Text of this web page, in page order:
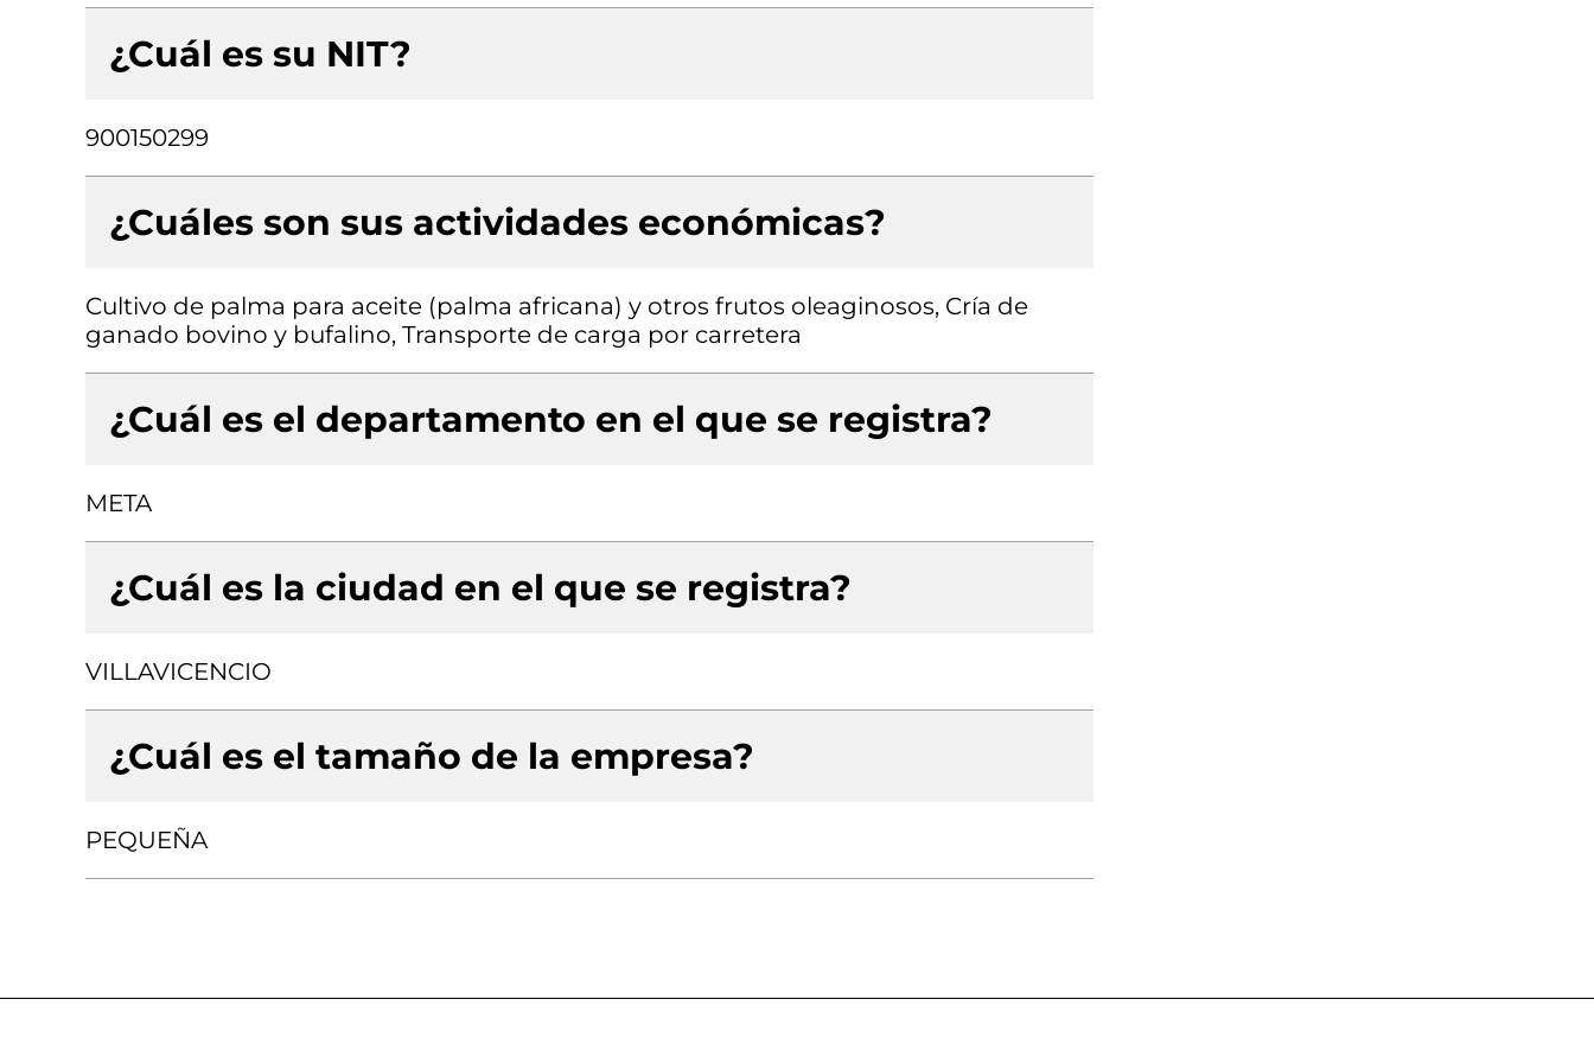
¿Cuál es su NIT?
900150299
¿Cuáles son sus actividades económicas?
Cultivo de palma para aceite (palma africana) y otros frutos oleaginosos, Cría de
ganado bovino y bufalino, Transporte de carga por carretera
¿Cuál es el departamento en el que se registra?
META
¿Cuál es la ciudad en el que se registra?
VILLAVICENCIO
¿Cuál es el tamaño de la empresa?
PEQUEÑA